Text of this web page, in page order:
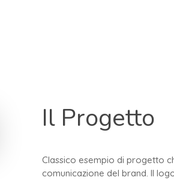
Il Progetto
Classico esempio di progetto
comunicazione del brand. Il